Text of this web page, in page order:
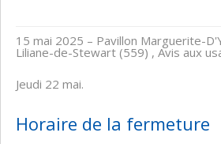
15 mai 2025 – Pavillon Marguerite-
Liliane-de-Stewart (559) , Avis aux
Jeudi 22 mai.
Horaire de la fermeture